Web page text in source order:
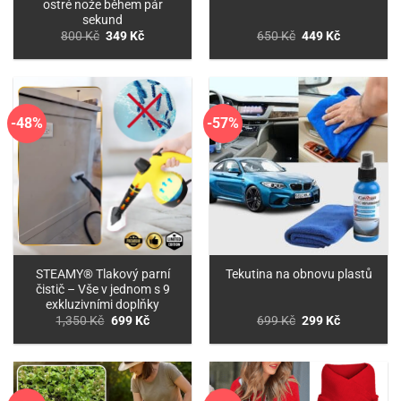
ostré nože během pár
sekund
800Kč Původní
byla:
349 KčAktuální
je:
650Kč Původní
byla:
449 KčAktuální
je:
-48%
STEAMY® Tlakový parní
čistič – Vše v jednom s 9
exkluzivními doplňky
1,350Kč Původní
byla:
699 KčAktuální
je:
-57%
Tekutina na obnovu plastů
699Kč Původní
byla:
299 KčAktuální
je: